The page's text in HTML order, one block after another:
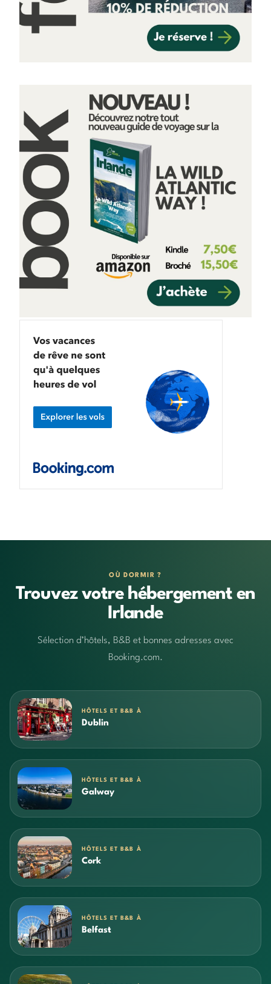
OÙ DORMIR ?
Trouvez votre hébergement en
Irlande
Sélection d’hôtels, B&B et bonnes adresses avec
Booking.com.
HÔTELS ET B&B À
Dublin
HÔTELS ET B&B À
Galway
HÔTELS ET B&B À
Cork
HÔTELS ET B&B À
Belfast